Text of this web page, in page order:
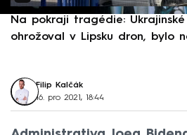
Na pokraji tragédie:
ohrožoval v Lipsku dron, bylo
Filip Kalčák
16. pro 2021, 18:44